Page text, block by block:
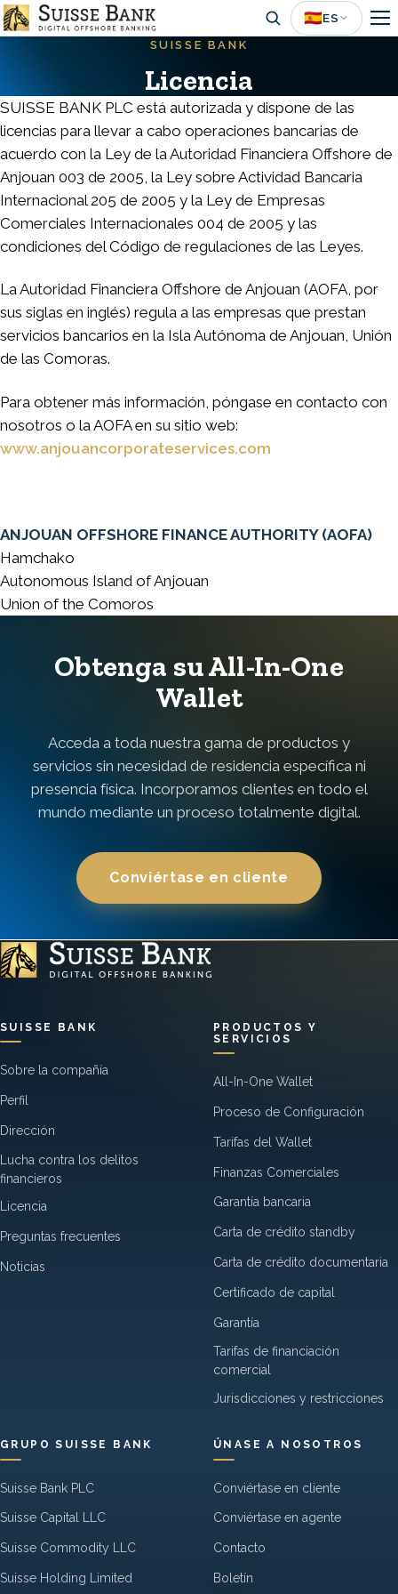
Skip
to
🇪🇸ES
SUISSE BANK
Licencia
SUISSE BANK PLC está autorizada y dispone de las
licencias para llevar a cabo operaciones bancarias de
acuerdo con la Ley de la Autoridad Financiera Offshore de
Anjouan 003 de 2005, la Ley sobre Actividad Bancaria
Internacional 205 de 2005 y la Ley de Empresas
Comerciales Internacionales 004 de 2005 y las
condiciones del Código de regulaciones de las Leyes.
La Autoridad Financiera Offshore de Anjouan (AOFA, por
sus siglas en inglés) regula a las empresas que prestan
servicios bancarios en la Isla Autónoma de Anjouan, Unión
de las Comoras.
Para obtener más información, póngase en contacto con
nosotros o la AOFA en su sitio web:
www.anjouancorporateservices.com
ANJOUAN OFFSHORE FINANCE AUTHORITY (AOFA)
Hamchako
Autonomous Island of Anjouan
Union of the Comoros
Obtenga su All-In-One
Wallet
Acceda a toda nuestra gama de productos y
servicios sin necesidad de residencia específica ni
presencia física. Incorporamos clientes en todo el
mundo mediante un proceso totalmente digital.
Conviértase en cliente
SUISSE BANK
Sobre la compañía
Perfil
Dirección
Lucha contra los delitos
financieros
Licencia
Preguntas frecuentes
Noticias
PRODUCTOS Y
SERVICIOS
All-In-One Wallet
Proceso de Configuración
Tarifas del Wallet
Finanzas Comerciales
Garantía bancaria
Carta de crédito standby
Carta de crédito documentaria
Certificado de capital
Garantía
Tarifas de financiación
comercial
Jurisdicciones y restricciones
GRUPO SUISSE BANK
Suisse Bank PLC
Suisse Capital LLC
Suisse Commodity LLC
Suisse Holding Limited
ÚNASE A NOSOTROS
Conviértase en cliente
Conviértase en agente
Contacto
Boletín